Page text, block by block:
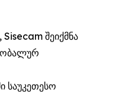
შეიქმნა
საუკეთესო